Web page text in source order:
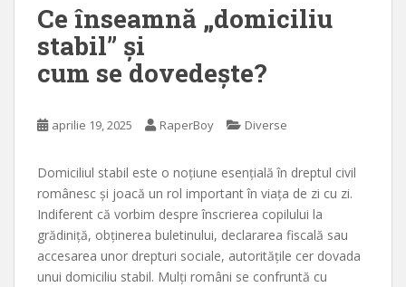
Ce înseamnă „domiciliu
stabil” și
cum se dovedește?
aprilie 19, 2025 RaperBoy Diverse
Domiciliul stabil este o noțiune esențială în dreptul civil
românesc și joacă un rol important în viața de zi cu zi.
Indiferent că vorbim despre înscrierea copilului la
grădiniță, obținerea buletinului, declararea fiscală sau
accesarea unor drepturi sociale, autoritățile cer dovada
unui domiciliu stabil. Mulți români se confruntă cu